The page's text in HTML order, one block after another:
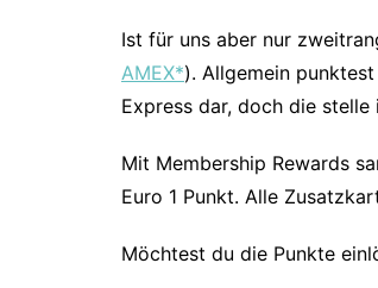
Ist für uns aber nur
AMEX*). Allgemein
Express dar, doch die
Mit Membership Rewards
Euro 1 Punkt. Alle
Möchtest du die Punkte